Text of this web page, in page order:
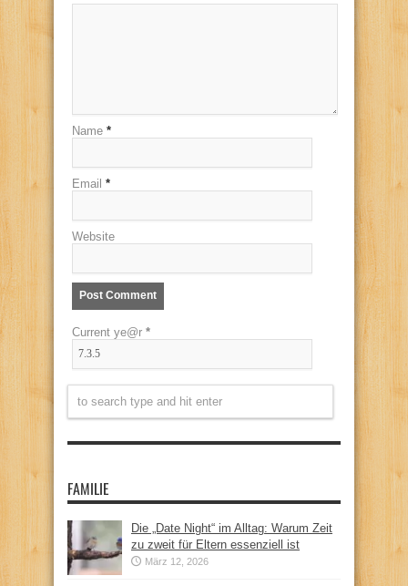
Name *
Email *
Website
Current ye@r *
FAMILIE
Die „Date Night“ im Alltag: Warum Zeit
zu zweit für Eltern essenziell ist
März 12, 2026